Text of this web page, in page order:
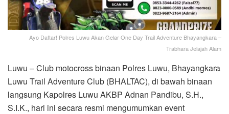
Ayo Daftar! Polres Luwu Akan Gelar One Day Trail Adventure Bhayangkara –
Trabhara Jelajah Alam
Luwu – Club motocross binaan Polres Luwu, Bhayangkara
Luwu Trail Adventure Club (BHALTAC), di bawah binaan
langsung Kapolres Luwu AKBP Adnan Pandibu, S.H.,
S.I.K., hari ini secara resmi mengumumkan event